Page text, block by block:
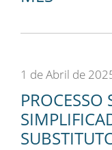
1 de Abril de
PROCESSO